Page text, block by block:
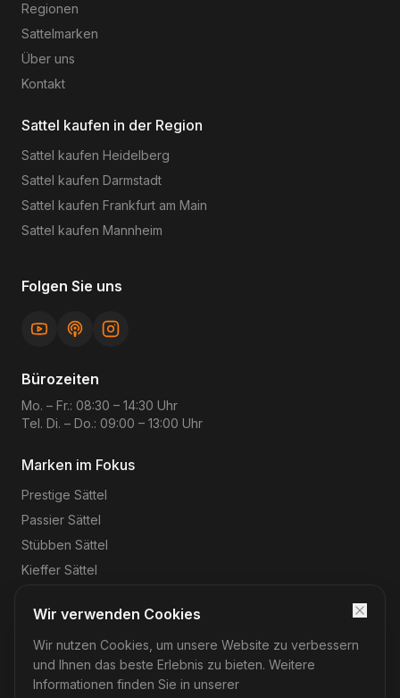
Regionen
Sattelmarken
Über uns
Kontakt
Sattel kaufen in der Region
Sattel kaufen Heidelberg
Sattel kaufen Darmstadt
Sattel kaufen Frankfurt am Main
Sattel kaufen Mannheim
Folgen Sie uns
Bürozeiten
Mo. – Fr.: 08:30 – 14:30 Uhr
Tel. Di. – Do.: 09:00 – 13:00 Uhr
Marken im Fokus
Prestige Sättel
Passier Sättel
Stübben Sättel
Kieffer Sättel
©2026 Reitsport-Rheinmain – Magnus Wehrheim. Alle
Rechte vorbehalten.
Impressum DatenschutzAGB
Wir verwenden Cookies
Wir nutzen Cookies, um unsere Website zu verbessern
und Ihnen das beste Erlebnis zu bieten. Weitere
Informationen finden Sie in unserer